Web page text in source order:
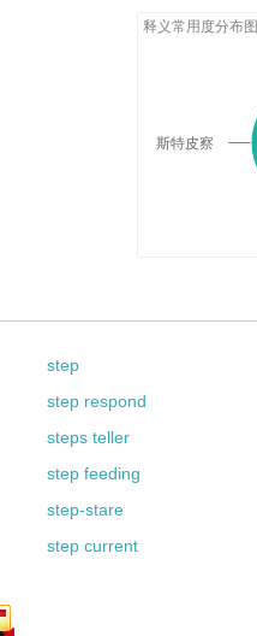
释义常用度分布图
斯特皮察
step
step respond
steps teller
step feeding
step-stare
step current